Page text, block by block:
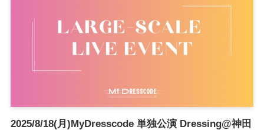
2025/8/18(月)MyDresscode 単独公演 Dressing@神田